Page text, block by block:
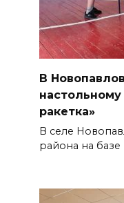
В
ракетка»
В селе
района на